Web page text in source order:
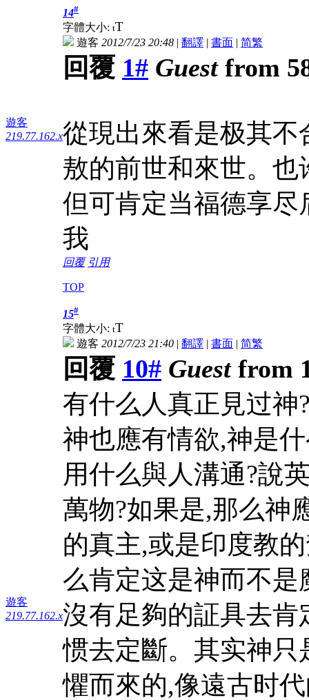
遊客
219.77.162.x
14#
字體大小: tT
遊客 2012/7/23 20:48 | 翻譯 | 書面 | 简繁
回覆 1# Guestfrom
從現出來看是极其
敖的前世和來世。
但可肯定当福德享
我
回覆 引用
TOP
遊客
219.77.162.x
15#
字體大小: tT
遊客 2012/7/23 21:40 | 翻譯 | 書面 | 简繁
回覆 10# Guestfrom
有什么人真正見过神
神也應有情欲,神是
用什么與人溝通?說
萬物?如果是,那么神
的真主,或是印度教
么肯定这是神而不
沒有足夠的証具去
惯去定斷。其实神
懼而來的,像遠古时